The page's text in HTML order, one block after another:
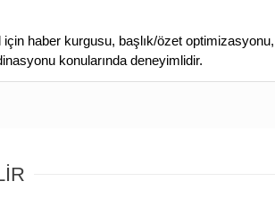
haber kurgusu, başlık/özet
konularında deneyimlidir.